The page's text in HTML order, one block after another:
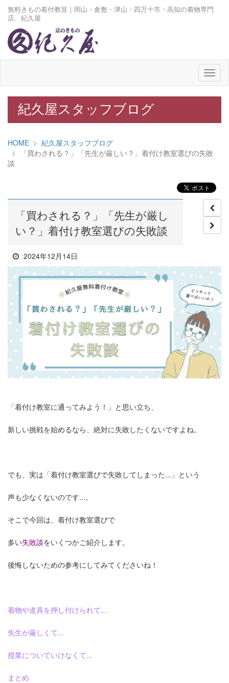
無料きもの着付教室｜岡山・倉敷・津山・四万十市・高知の着物専門
店、紀久屋
メ
ニ
ュ
紀久屋スタッフブログ
HOME
紀久屋スタッフブログ
「買わされる？」「先生が厳しい？」着付け教室選びの失敗
談
「買わされる？」「先生が厳し
い？」着付け教室選びの失敗談
2024年12月14日
「着付け教室に通ってみよう！」と思い立ち、
新しい挑戦を始めるなら、絶対に失敗したくないですよね。
でも、実は「着付け教室選びで失敗してしまった...」という
声も少なくないのです...。
そこで今回は、着付け教室選びで
多い失敗談をいくつかご紹介します。
後悔しないための参考にしてみてくださいね！
着物や道具を押し付けられて...
先生が厳しくて...
授業についていけなくて...
まとめ